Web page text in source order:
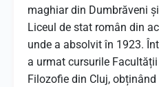
maghiar din Dumbrăveni
Liceul de stat român din
unde a absolvit în 1923.
a urmat cursurile Facultății
Filozofie din Cluj,